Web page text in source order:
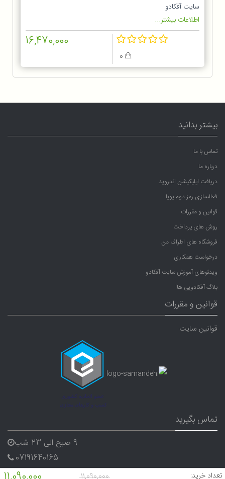
تعداد خرید:
سایت آفکادو
اطلاعات بیشتر...
16,470,000
بیشتر بدانید
تماس با ما
درباره ما
دریافت اپلیکیشن اندروید
فعالسازی رمز دوم پویا
قوانین و مقررات
روش های پرداخت
فروشگاه های اطراف من
درخواست همکاری
ویدئوهای آموزش سایت آفکادو
بلاگ آفکادویی ها!
قوانین و مقررات
قوانین سایت
تماس بگیرید
9 صبح الی 23 شب
07191640165
09338282656